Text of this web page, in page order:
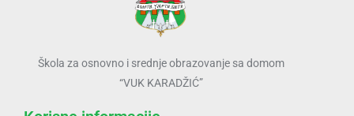
Škola za osnovno i srednje obrazovanje sa domom
“VUK KARADŽIĆ”